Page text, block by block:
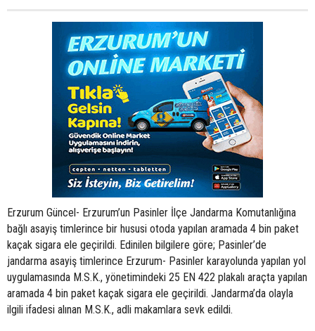
Erzurum Güncel- Erzurum’un Pasinler İlçe Jandarma Komutanlığına
bağlı asayiş timlerince bir hususi otoda yapılan aramada 4 bin paket
kaçak sigara ele geçirildi. Edinilen bilgilere göre; Pasinler’de
jandarma asayiş timlerince Erzurum- Pasinler karayolunda yapılan yol
uygulamasında M.S.K., yönetimindeki 25 EN 422 plakalı araçta yapılan
aramada 4 bin paket kaçak sigara ele geçirildi. Jandarma’da olayla
ilgili ifadesi alınan M.S.K., adli makamlara sevk edildi.